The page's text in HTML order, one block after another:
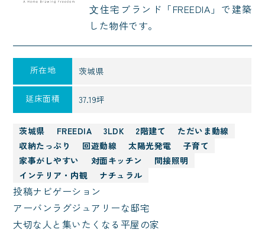
⽂住宅ブランド「FREEDIA」で建築
した物件です。
所在地 茨城県
延床面積 37.19坪
茨城県 FREEDIA 3LDK 2階建て
ただいま動線
収納たっぷり
回遊動線 太陽光発電
子育て
家事がしやすい
対面キッチン
間接照明
インテリア・内観
ナチュラル
投稿ナビゲーション
アーバンラグジュアリーな邸宅
大切な人と集いたくなる平屋の家